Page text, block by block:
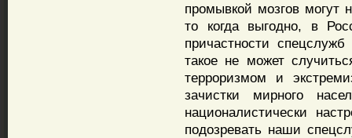
промывкой мозгов могут
то когда выгодно, в
причастности
такое не может
терроризмом и
зачистки мирного
националистически
подозревать наши